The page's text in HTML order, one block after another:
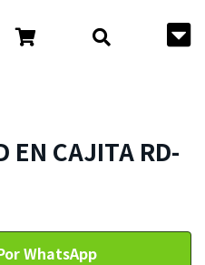
EN CAJITA RD-
WhatsApp